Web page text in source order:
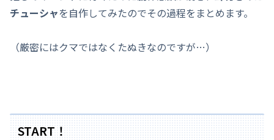
チューシャを自作してみたのでその過程をまとめます。
（厳密にはクマではなくたぬきなのですが…）
START！